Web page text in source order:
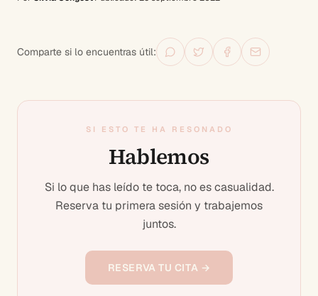
Comparte si lo encuentras útil:
SI ESTO TE HA RESONADO
Hablemos
Si lo que has leído te toca, no es casualidad.
Reserva tu primera sesión y trabajemos
juntos.
RESERVA TU CITA →